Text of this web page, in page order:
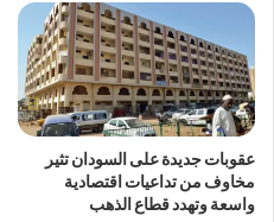
عقوبات جديدة على السودان تثير
مخاوف من تداعيات اقتصادية
واسعة وتهدد قطاع الذهب